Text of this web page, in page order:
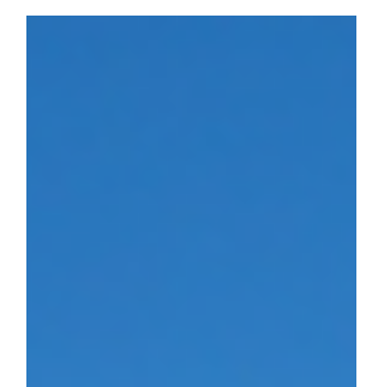
FASPG – Conectando...